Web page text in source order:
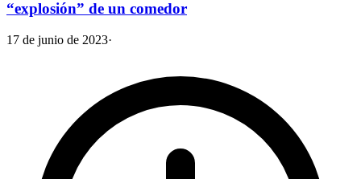
“explosión” de un comedor
17 de junio de 2023·